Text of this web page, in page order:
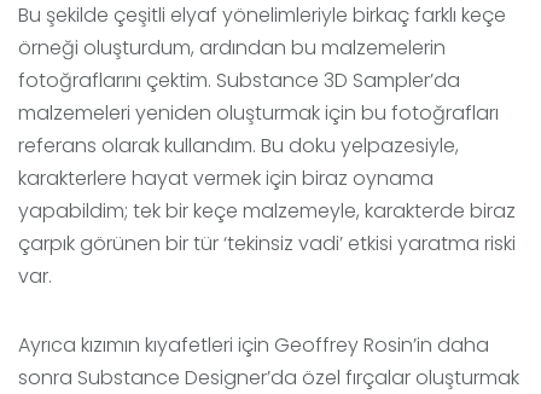
Bu şekilde çeşitli elyaf yönelimleriyle birkaç farklı keçe
örneği oluşturdum, ardından bu malzemelerin
fotoğraflarını çektim. Substance 3D Sampler’da
malzemeleri yeniden oluşturmak için bu fotoğrafları
referans olarak kullandım. Bu doku yelpazesiyle,
karakterlere hayat vermek için biraz oynama
yapabildim; tek bir keçe malzemeyle, karakterde biraz
çarpık görünen bir tür ‘tekinsiz vadi’ etkisi yaratma riski
var.
Ayrıca kızımın kıyafetleri için Geoffrey Rosin’in daha
sonra Substance Designer’da özel fırçalar oluşturmak